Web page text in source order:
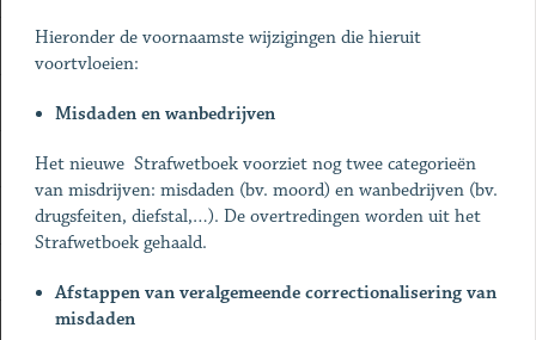
Hieronder de voornaamste wijzigingen die hieruit
voortvloeien:
Misdaden en wanbedrijven
Het nieuwe Strafwetboek voorziet nog twee categorieën
van misdrijven: misdaden (bv. moord) en wanbedrijven (bv.
drugsfeiten, diefstal,…). De overtredingen worden uit het
Strafwetboek gehaald.
Afstappen van veralgemeende correctionalisering van
misdaden